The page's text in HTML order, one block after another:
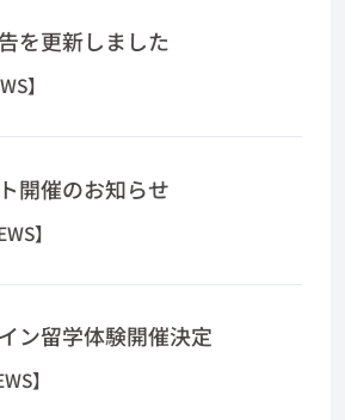
を更新しました
】
開催のお知らせ
】
ン留学体験開催決定
】